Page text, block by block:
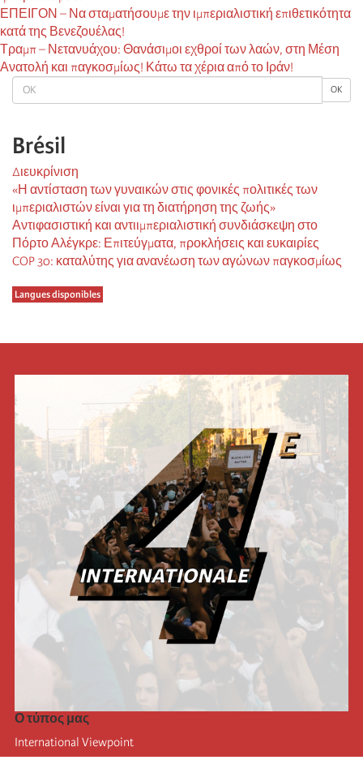
OK OK
Brésil
Διευκρίνιση
«Η αντίσταση των γυναικών στις φονικές πολιτικές των
ιμπεριαλιστών είναι για τη διατήρηση της ζωής»
Αντιφασιστική και αντιιμπεριαλιστική συνδιάσκεψη στο
Πόρτο Αλέγκρε: Επιτεύγματα, προκλήσεις και ευκαιρίες
COP 30: καταλύτης για ανανέωση των αγώνων παγκοσμίως
Langues disponibles
ΕΠΕΙΓΟΝ – Να σταματήσουμε την ιμπεριαλιστική επιθετικότητα
κατά της Βενεζουέλας!
Τραμπ – Νετανυάχου: Θανάσιμοι εχθροί των λαών, στη Μέση
Ανατολή και παγκοσμίως! Κάτω τα χέρια από το Ιράν!
Ο τύπος μας
International Viewpoint